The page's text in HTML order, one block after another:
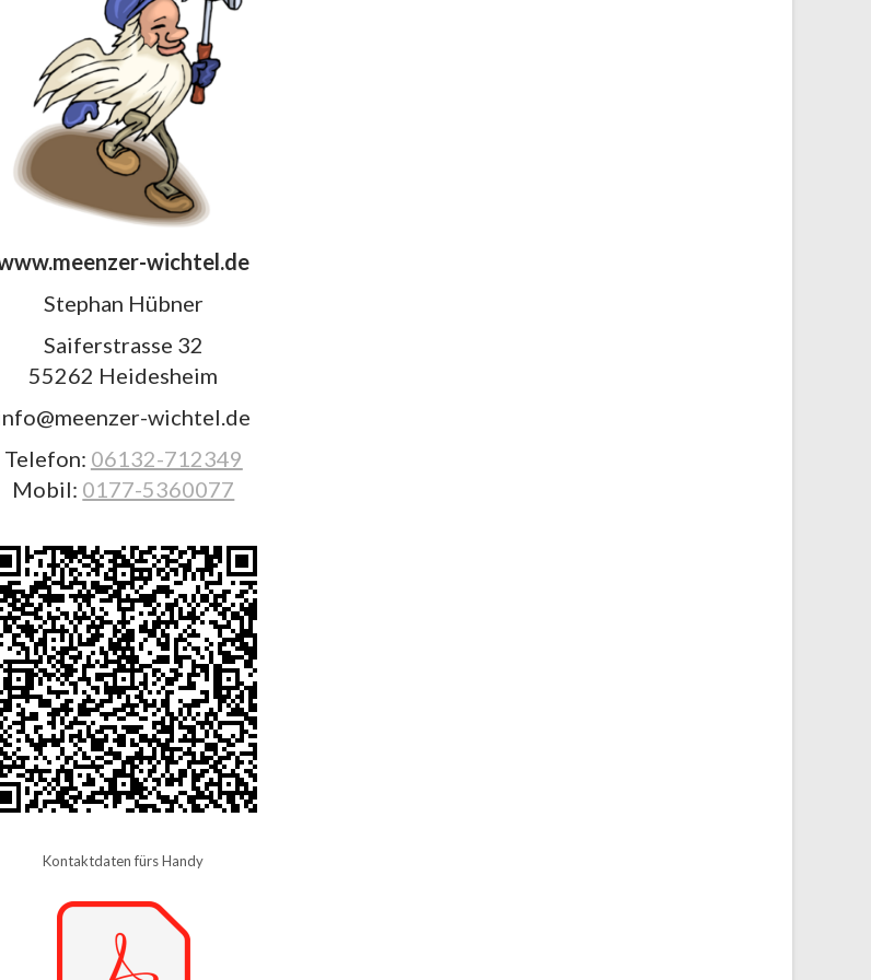
wichtel.de
Stephan Hübner
Saiferstrasse 32
55262 Heidesheim
wichtel.de
Telefon: 06132-712349
Mobil: 0177-5360077
Kontaktdaten fürs Handy